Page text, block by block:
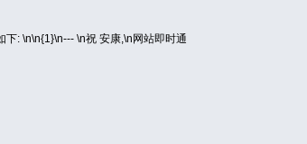
: \n\n{1}\n--- \n祝 安康,\n网站即时通